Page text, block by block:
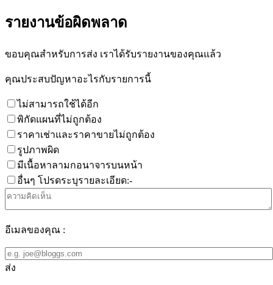
รายงานข้อผิดพลาด
ขอบคุณสำหรับการส่ง เราได้รับรายงานของคุณแล้ว
คุณประสบปัญหาอะไรกับรายการนี้
ไม่สามารถใช้ได้อีก
พิกัดแผนที่ไม่ถูกต้อง
ราคาเช่าและราคาขายไม่ถูกต้อง
รูปภาพผิด
มีเนื้อหาลามกอนาจารบนหน้า
อื่นๆ โปรดระบุรายละเอียด:-
อีเมลของคุณ :
ส่ง